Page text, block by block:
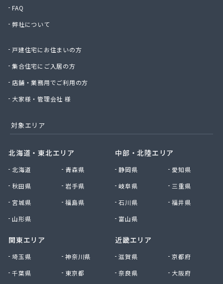
太陽ガス株式会社
大幸プロパン株式会社
大鵬ホーム産業株式会社
大牟田ガスエネルギー株式会社玉名営業所
大和プロパン
第一マルヰガス株式会社
中曽根プロパン店
天明プロパン工業
東部プロパン
藤木プロパン燃料店
内山商店株式会社
南九州マルヰ株式会社 進栄ガス営業所
南九州マルヰ株式会社 人吉営業所
南九州マルヰ株式会社 人吉営業所
南国殖産株式会社 熊本支店ガス課
FAQ
弊社について
戸建住宅にお住まいの方
集合住宅にご入居の方
店舗・業務用でご利用の方
大家様・管理会社 様
対象エリア
北海道・東北エリア
北海道
青森県
秋田県
岩手県
宮城県
福島県
山形県
関東エリア
埼玉県
神奈川県
千葉県
東京都
中部・北陸エリア
静岡県
愛知県
岐阜県
三重県
石川県
福井県
富山県
近畿エリア
滋賀県
京都府
奈良県
大阪府